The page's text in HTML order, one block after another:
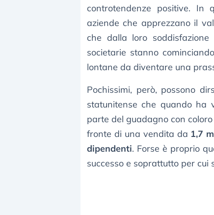
controtendenze positive. In
aziende che apprezzano il
che dalla loro
societarie stanno
lontane da diventare una
Pochissimi, però, possono
statunitense che quando ha
parte del guadagno con
fronte di una vendita da 1,7
dipendenti. Forse è proprio
successo e soprattutto per cui